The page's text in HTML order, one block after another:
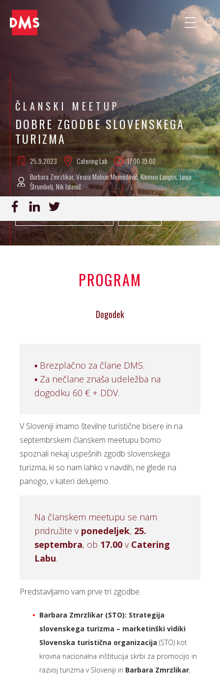
ČLANSKI MEETUP
DOBRE ZGODBE SLOVENSKEGA
TURIZMA
25.9.2023 Catering Lab
17:00-19:00
Barbara Zmrzlikar, Vesna Malnar Memedovič, Klemen Langus, Janja
Štrumbelj, Nik Istenič
PROGRAM
Dogodek
▪ Brezplačno za člane DMS.
▪ Za nečlane znaša udeležba na
dogodku 60 € + DDV.
V Sloveniji imamo številne turistične bisere in na
septembrskem članskem meetupu bomo
spoznali nekaj uspešnih zgodb slovenskega
turizma, ki so nam lahko v navdih, ne glede na
panogo, v kateri delujemo.
Na članskem meetupu se nam
pridružite v ponedeljek, 25.
septembra, ob 17.00 v Catering
Labu.
Predstavljamo vam prve tri zgodbe.
Barbara Zmrzlikar (STO): Strategija
slovenskega turizma – marketinški vidiki
Slovenska turistična organizacija (STO) kot
krovna nacionalna inštitucija skrbi za promocijo in
razvoj turizma v Sloveniji in Barbara Zmrzlikar,